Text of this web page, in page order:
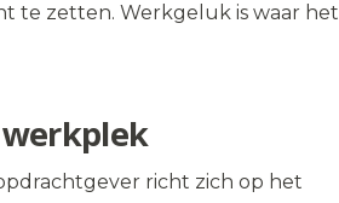
te zetten. Werkgeluk is waar het
richt zich op het